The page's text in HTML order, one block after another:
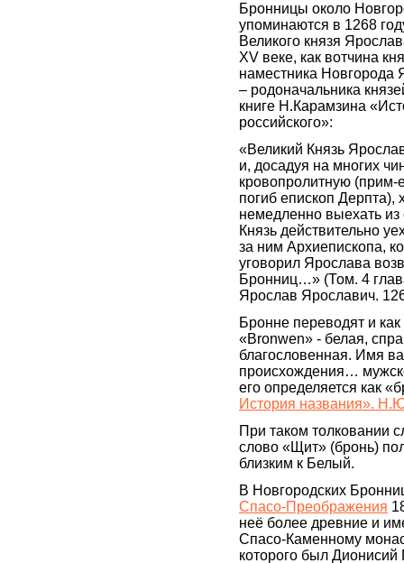
Бронницы около
упоминаются в 1268
Великого князя
XV веке, как вотчина
наместника Новгорода
– родоначальника
книге Н.Карамзина
российского»:
«Великий Князь
и, досадуя на многих
кровопролитную (прим-
погиб епископ Дерпта),
немедленно выехать
Князь действительно
за ним Архиепископа,
уговорил Ярослава
Бронниц…» (Том. 4
Ярослав Ярославич.
Бронне переводят и
«Bronwen» - белая,
благословенная. Имя
происхождения…
его определяется как
История названия».
При таком толковании
слово «Щит» (бронь)
близким к Белый.
В Новгородских
Спасо-Преображения
неё более древние и
Спасо-Каменному
которого был Дионисий